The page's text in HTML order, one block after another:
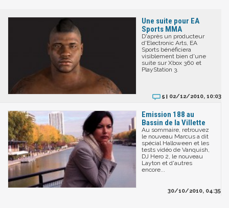
Une suite pour EA
Sports MMA
D'après un producteur
d'Electronic Arts, EA
Sports bénéficiera
visiblement bien d'une
suite sur Xbox 360 et
PlayStation 3.
5 | 02/12/2010, 10:03
Emission 188 au
Bassin de la Villette
Au sommaire, retrouvez
le nouveau Marcus a dit
spécial Halloween et les
tests vidéo de Vanquish,
DJ Hero 2, le nouveau
Layton et d'autres
encore...
30/10/2010, 04:35